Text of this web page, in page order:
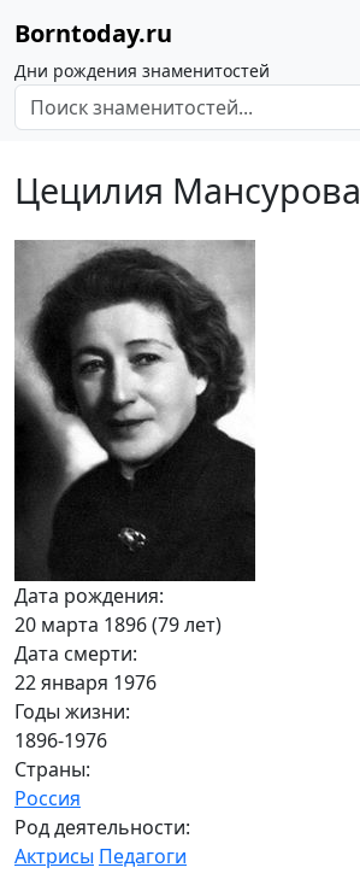
Borntoday.ru
Дни рождения знаменитостей
Цецилия Мансурова
Дата рождения:
20 марта 1896 (79 лет)
Дата смерти:
22 января 1976
Годы жизни:
1896-1976
Страны:
Россия
Род деятельности:
Актрисы Педагоги